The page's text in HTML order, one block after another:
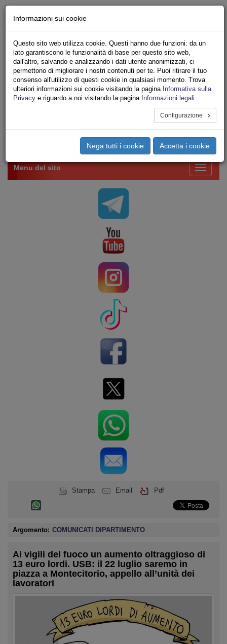
Iscriviti Online
Ricerca
Area Stampa
Privacy
VV.F.
UNIONE SINDACALE DI BASE SETTORE VIGILI
Toggle
Menu del sito
Stampa Email Pdf
Argomento: COMUNICATI DIPARTIMENTO
Ai vigili del fuoco un aumento oltraggioso di
13 euro lordi. USB: il 22 luglio saremo in
piazza a Montecitorio, appello all’unità dei
lavoratori
Informazioni sui cookie
Questo sito web utilizza cookie. Questi hanno due funzioni: da un
lato garantiscono le funzionalità di base per questo sito web,
dall'altro, salvando e analizzando i dati utente anonimizzati, ci
permettono di migliorare i nostri contenuti per te. Puoi ritirare il tuo
consenso all'utilizzo di questi cookie in qualsiasi momento. Trova
ulteriori informazioni sui cookie visitando la pagina Informativa sulla
Privacy e riguardo a noi visitando la pagina Informazioni legali.
Configurazione
Nega tutti i cookie Accetta i cookie